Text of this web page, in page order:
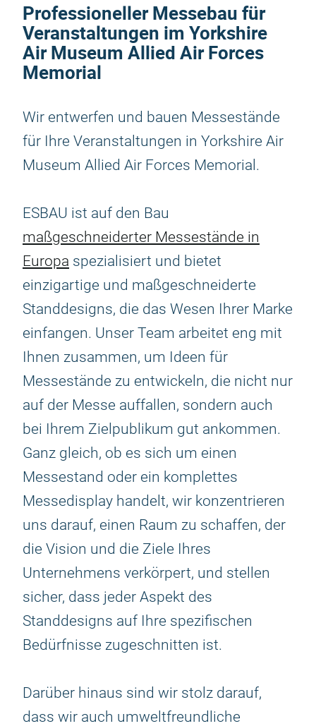
Professioneller Messebau für
Veranstaltungen im Yorkshire
Air Museum Allied Air Forces
Memorial
Wir entwerfen und bauen Messestände
für Ihre Veranstaltungen in Yorkshire Air
Museum Allied Air Forces Memorial.
ESBAU ist auf den Bau
maßgeschneiderter Messestände in
Europa spezialisiert und bietet
einzigartige und maßgeschneiderte
Standdesigns, die das Wesen Ihrer Marke
einfangen. Unser Team arbeitet eng mit
Ihnen zusammen, um Ideen für
Messestände zu entwickeln, die nicht nur
auf der Messe auffallen, sondern auch
bei Ihrem Zielpublikum gut ankommen.
Ganz gleich, ob es sich um einen
Messestand oder ein komplettes
Messedisplay handelt, wir konzentrieren
uns darauf, einen Raum zu schaffen, der
die Vision und die Ziele Ihres
Unternehmens verkörpert, und stellen
sicher, dass jeder Aspekt des
Standdesigns auf Ihre spezifischen
Bedürfnisse zugeschnitten ist.
Darüber hinaus sind wir stolz darauf,
dass wir auch umweltfreundliche